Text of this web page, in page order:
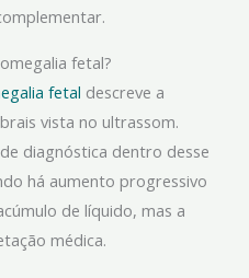
fetal?
fetal descreve a
vista no ultrassom.
diagnóstica dentro desse
há aumento progressivo
de líquido, mas a
médica.